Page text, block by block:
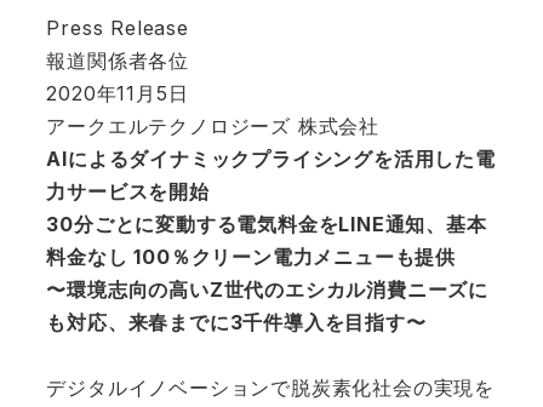
Press Release
報道関係者各位
2020年11月5日
アークエルテクノロジーズ 株式会社
AIによるダイナミックプライシングを活用した電
力サービスを開始
30分ごとに変動する電気料金をLINE通知、基本
料金なし 100％クリーン電力メニューも提供
〜環境志向の高いZ世代のエシカル消費ニーズに
も対応、来春までに3千件導入を目指す〜
デジタルイノベーションで脱炭素化社会の実現を